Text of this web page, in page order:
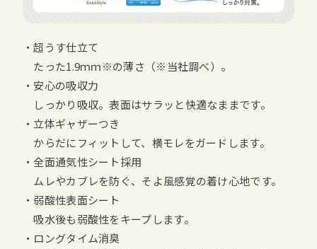
・超うす仕立て
たった1.9ｍｍ※の薄さ（※当社調べ）。
・安心の吸収力
しっかり吸収。表面はサラッと快適なままです。
・立体ギャザーつき
からだにフィットして、横モレをガードします。
・全面通気性シート採用
ムレやカブレを防ぐ、そよ風感覚の着け心地です。
・弱酸性表面シート
吸水後も弱酸性をキープします。
・ロングタイム消臭